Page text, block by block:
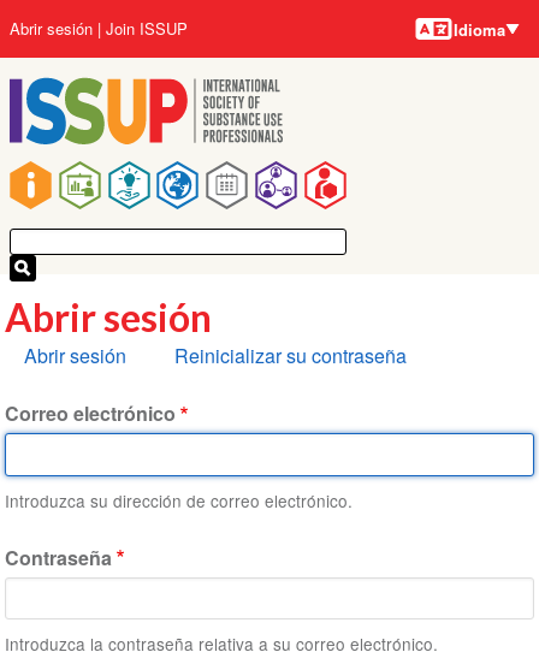
al
contenido
principal
Main
navigation
User
account
menu
Abrir sesión Join ISSUP Idiomas
Idioma
Abrir sesión
Solapas
Abrir sesión Reinicializar su contraseña
Correo electrónico
Introduzca su dirección de correo electrónico.
Contraseña
Introduzca la contraseña relativa a su correo electrónico.